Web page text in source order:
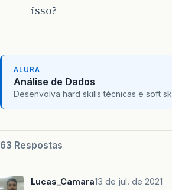
isso?
ALURA
Análise de Dados
Desenvolva hard skills técnicas e soft
63 Respostas
Lucas_Camara13 de jul. de 2021